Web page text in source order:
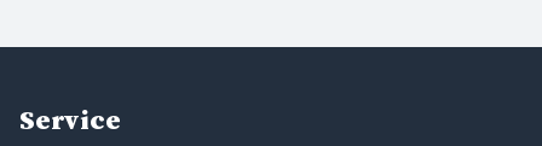
Service